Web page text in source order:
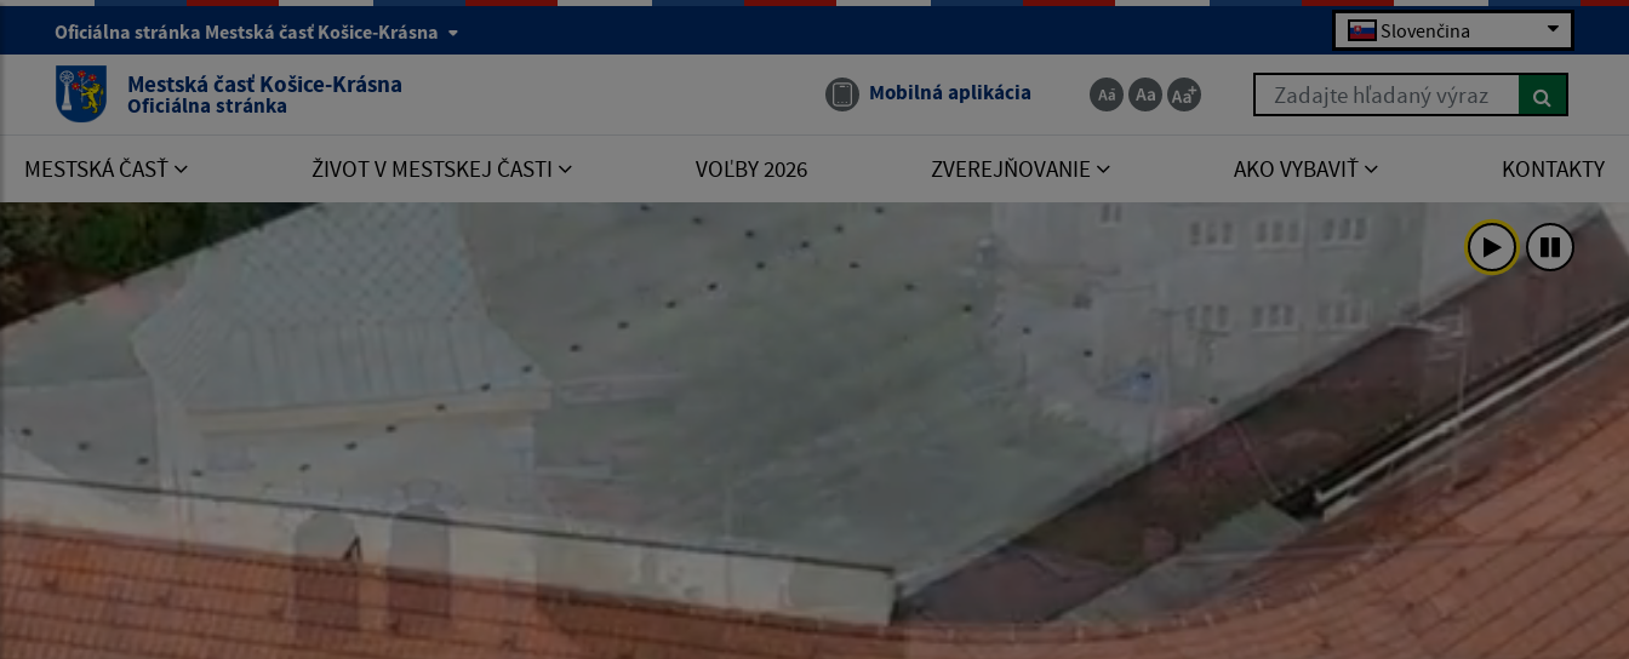
Oficiálna stránka Mestská časť Košice-Krásna Slovenčina
Mestská časť Košice-Krásna
Oficiálna stránka Mobilná aplikácia Zadajte hľadaný výraz
MESTSKÁ ČASŤ ŽIVOT V MESTSKEJ ČASTI VOĽBY 2026 ZVEREJŇOVANIE AKO VYBAVIŤ KONTAKTY